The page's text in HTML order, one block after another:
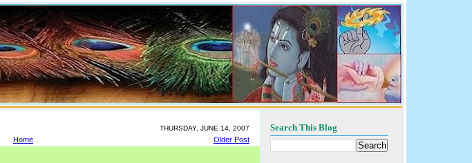
THURSDAY, JUNE 14, 2007
Older Post
Home
Search This Blog